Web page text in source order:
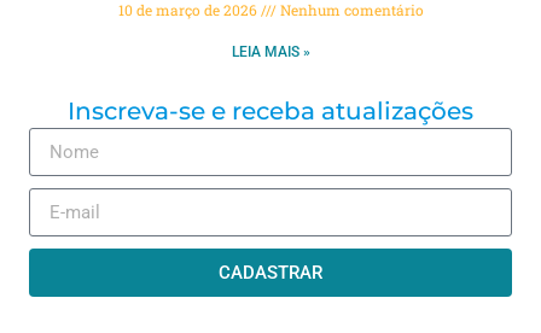
10 de março de 2026 Nenhum comentário
LEIA MAIS »
Inscreva-se e receba atualizações
CADASTRAR